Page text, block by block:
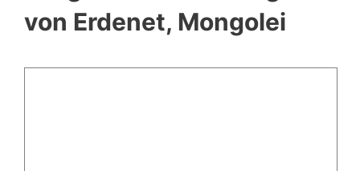
von Erdenet, Mongolei